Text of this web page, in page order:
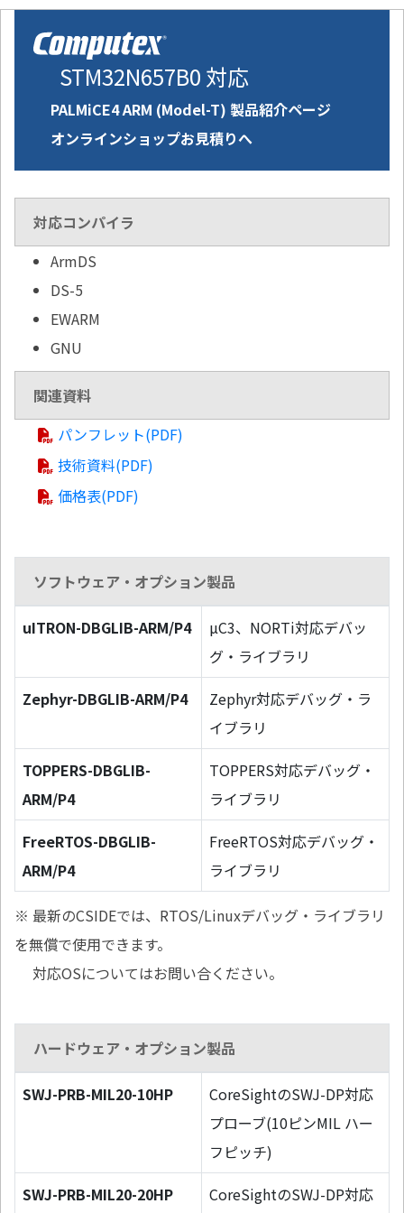
STM32N657B0 対応
PALMiCE4 ARM (Model-T) 製品紹介ページ
オンラインショップお見積りへ
対応コンパイラ
ArmDS
DS-5
EWARM
GNU
関連資料
パンフレット(PDF)
技術資料(PDF)
価格表(PDF)
ソフトウェア・オプション製品
uITRON-DBGLIB-ARM/P4
µC3、NORTi対応デバッ
グ・ライブラリ
Zephyr-DBGLIB-ARM/P4
Zephyr対応デバッグ・ラ
イブラリ
TOPPERS-DBGLIB-
ARM/P4
TOPPERS対応デバッグ・
ライブラリ
FreeRTOS-DBGLIB-
ARM/P4
FreeRTOS対応デバッグ・
ライブラリ
※ 最新のCSIDEでは、RTOS/Linuxデバッグ・ライブラリ
を無償で使用できます。
対応OSについてはお問い合ください。
ハードウェア・オプション製品
SWJ-PRB-MIL20-10HP
CoreSightのSWJ-DP対応
プローブ(10ピンMIL ハー
フピッチ)
SWJ-PRB-MIL20-20HP
CoreSightのSWJ-DP対応